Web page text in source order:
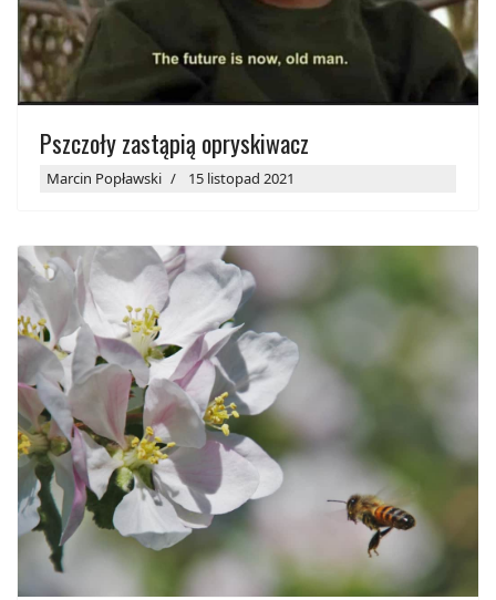
Pszczoły zastąpią opryskiwacz
Marcin Popławski 15 listopad 2021